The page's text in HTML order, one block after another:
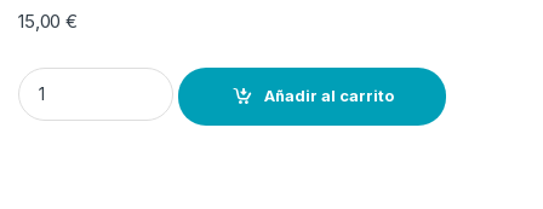
15,00€
LIMPIADOR “BoatLIFE” KREME CLEANER - 473 ml quantity
Añadir al carrito